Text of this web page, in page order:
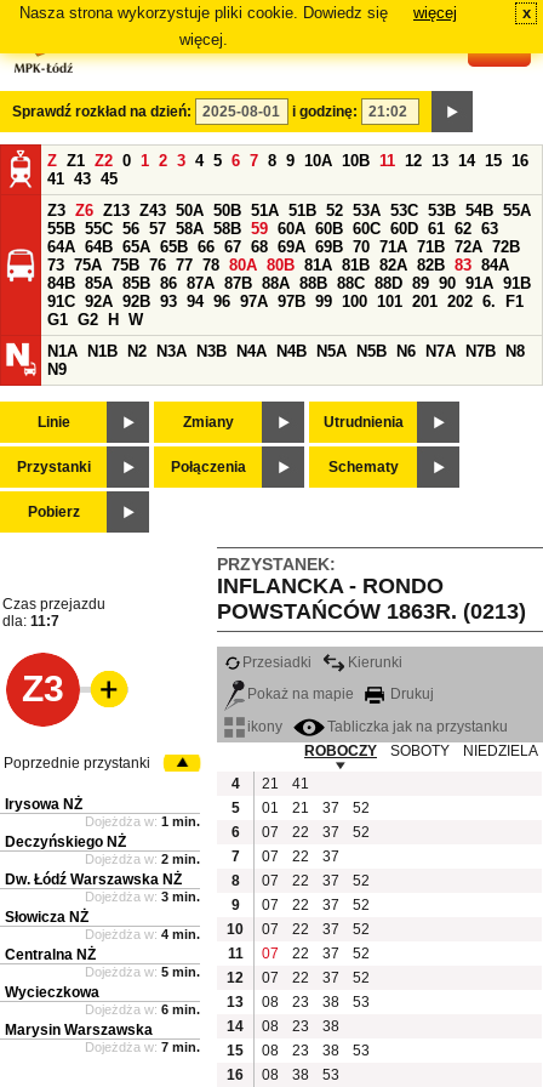
Nasza strona wykorzystuje pliki cookie. Dowiedz się
więcej.
więcej x
Sprawdź rozkład na dzień: i godzinę:
Z Z1 Z2 0 1 2 3 4 5 6 7 8 9 10A 10B 11 12 13 14 15 16
41 43 45
Z3 Z6 Z13 Z43 50A 50B 51A 51B 52 53A 53C 53B 54B 55A
55B 55C 56 57 58A 58B 59 60A 60B 60C 60D 61 62 63
64A 64B 65A 65B 66 67 68 69A 69B 70 71A 71B 72A 72B
73 75A 75B 76 77 78 80A 80B 81A 81B 82A 82B 83 84A
84B 85A 85B 86 87A 87B 88A 88B 88C 88D 89 90 91A 91B
91C 92A 92B 93 94 96 97A 97B 99 100 101 201 202 6.
F1
G1 G2 H
W
N1A
N1B N2 N3A N3B N4A N4B N5A N5B N6 N7A N7B
N8
N9
Linie Zmiany Utrudnienia
Przystanki Połączenia Schematy
Pobierz
PRZYSTANEK:
INFLANCKA - RONDO
POWSTAŃCÓW 1863R. (0213)
Czas przejazdu
dla: 11:7
Z3
Przesiadki
Kierunki
Pokaż na mapie
Drukuj
ikony
Tabliczka jak na przystanku
ROBOCZY
SOBOTY
NIEDZIELA
4
21
41
5
01 21 37
52
6
07 22 37
52
7
07 22
37
8
07 22 37
52
9
07 22 37
52
10
07 22 37
52
11
07 22 37
52
12
07 22 37
52
13
08 23 38
53
14
08 23
38
15
08 23 38
53
16
08 38 53
Poprzednie przystanki
Irysowa NŻ
Dojeżdża w: 1 min.
Deczyńskiego NŻ
Dojeżdża w: 2 min.
Dw. Łódź Warszawska NŻ
Dojeżdża w: 3 min.
Słowicza NŻ
Dojeżdża w: 4 min.
Centralna NŻ
Dojeżdża w: 5 min.
Wycieczkowa
Dojeżdża w: 6 min.
Marysin Warszawska
Dojeżdża w: 7 min.